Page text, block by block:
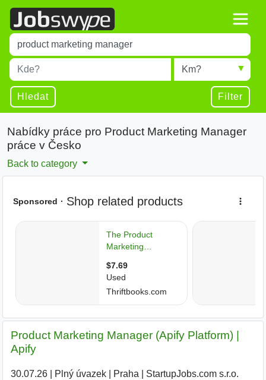
Title
Type 1 or more characters for results.
Místo
Type 1 or more characters for results.
Radius
Hledat Filter
Nabídky práce pro Product Marketing Manager
práce v Česko
Back to category
Product Marketing Manager (Apify Platform) |
Apify
30.07.26| Plný úvazek| Praha StartupJobs.com s.r.o.